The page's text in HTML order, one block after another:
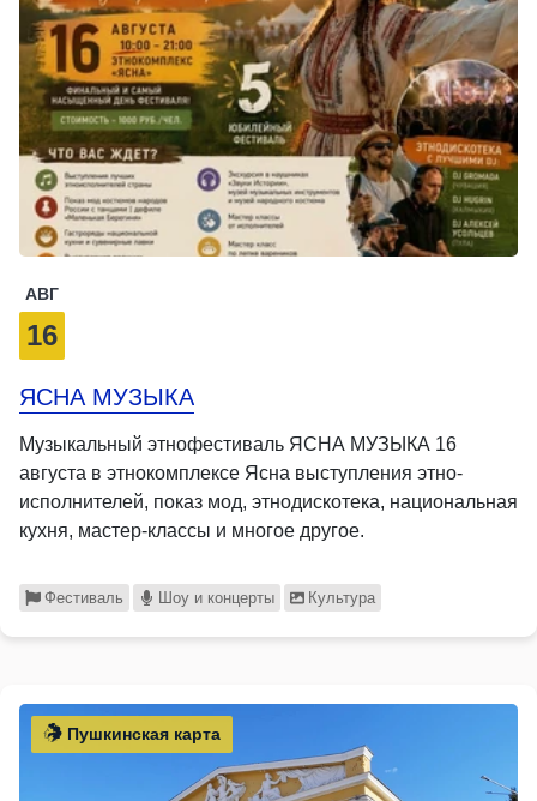
АВГ
16
ЯСНА МУЗЫКА
Музыкальный этнофестиваль ЯСНА МУЗЫКА 16
августа в этнокомплексе Ясна выступления этно-
исполнителей, показ мод, этнодискотека, национальная
кухня, мастер-классы и многое другое.
Фестиваль Шоу и концерты Культура
Пушкинская карта